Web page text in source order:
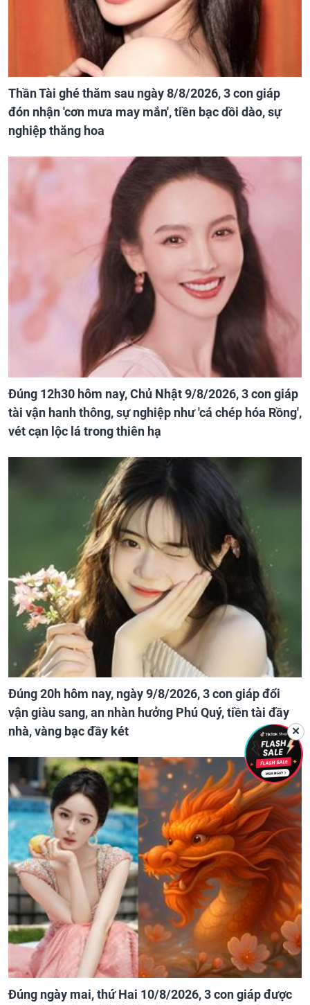
Thần Tài ghé thăm sau ngày 8/8/2026, 3 con giáp
đón nhận 'cơn mưa may mắn', tiền bạc dồi dào, sự
nghiệp thăng hoa
Đúng 12h30 hôm nay, Chủ Nhật 9/8/2026, 3 con giáp
tài vận hanh thông, sự nghiệp như 'cá chép hóa Rồng',
vét cạn lộc lá trong thiên hạ
Đúng 20h hôm nay, ngày 9/8/2026, 3 con giáp đổi
vận giàu sang, an nhàn hưởng Phú Quý, tiền tài đầy
nhà, vàng bạc đầy két
Đúng ngày mai, thứ Hai 10/8/2026, 3 con giáp được
✕